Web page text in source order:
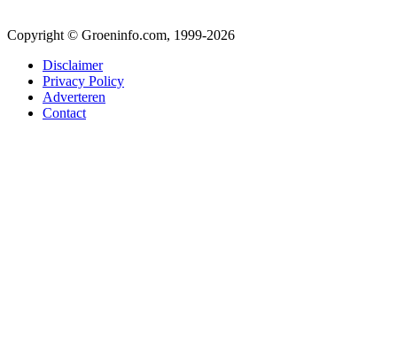
Copyright © Groeninfo.com, 1999-2026
Disclaimer
Privacy Policy
Adverteren
Contact